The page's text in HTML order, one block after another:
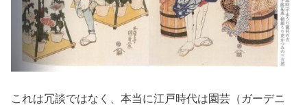
これは冗談ではなく、本当に江戸時代は園芸（ガーデニ